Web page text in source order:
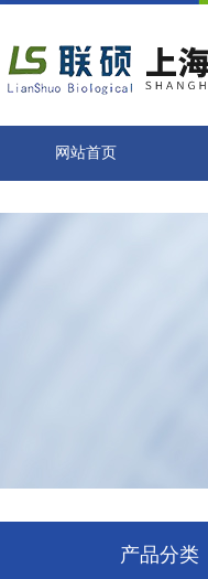
网站首页
产品分类